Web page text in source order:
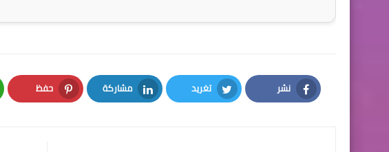
نشر
Facebook
تغريد
Twitter
مشاركة
LinkedIn
حفظ
Pinterest